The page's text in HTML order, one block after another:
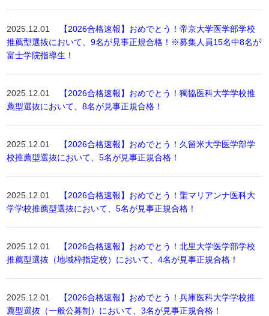
2025.12.01
【2026合格速報】おめでとう！帝京大学医学部学校
推薦型選抜において、9名が見事正規合格！※募集人員15名中8名が
富士学院指導生！
2025.12.01
【2026合格速報】おめでとう！獨協医科大学学校推
薦型選抜において、8名が見事正規合格！
2025.12.01
【2026合格速報】おめでとう！久留米大学医学部学
校推薦型選抜において、5名が見事正規合格！
2025.12.01
【2026合格速報】おめでとう！聖マリアンナ医科大
学学校推薦型選抜において、5名が見事正規合格！
2025.12.01
【2026合格速報】おめでとう！北里大学医学部学校
推薦型選抜（地域枠指定校）において、4名が見事正規合格！
2025.12.01
【2026合格速報】おめでとう！兵庫医科大学学校推
薦型選抜（一般公募制）において、3名が見事正規合格！